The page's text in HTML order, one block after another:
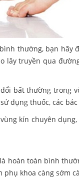
thường, bạn
lây truyền qua
bất thường
dụng thuốc, các
kín chuyên
hoàn toàn bình
khoa càng sớm